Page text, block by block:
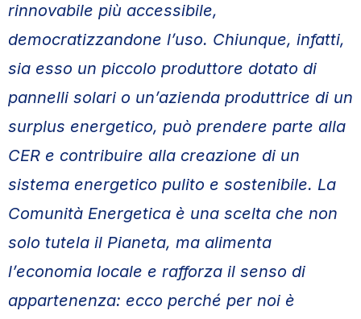
rinnovabile più accessibile,
democratizzandone l’uso. Chiunque, infatti,
sia esso un piccolo produttore dotato di
pannelli solari o un’azienda produttrice di un
surplus energetico, può prendere parte alla
CER e contribuire alla creazione di un
sistema energetico pulito e sostenibile. La
Comunità Energetica è una scelta che non
solo tutela il Pianeta, ma alimenta
l’economia locale e rafforza il senso di
appartenenza: ecco perché per noi è